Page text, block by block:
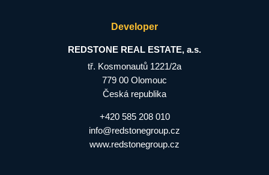
Developer
REDSTONE REAL ESTATE, a.s.
tř. Kosmonautů 1221/2a
779 00 Olomouc
Česká republika
+420 585 208 010
info@redstonegroup.cz
www.redstonegroup.cz